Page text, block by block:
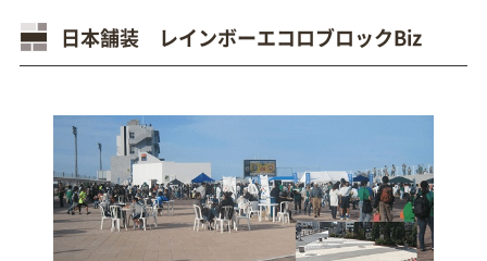
日本舗装 レインボーエコロブロックBiz